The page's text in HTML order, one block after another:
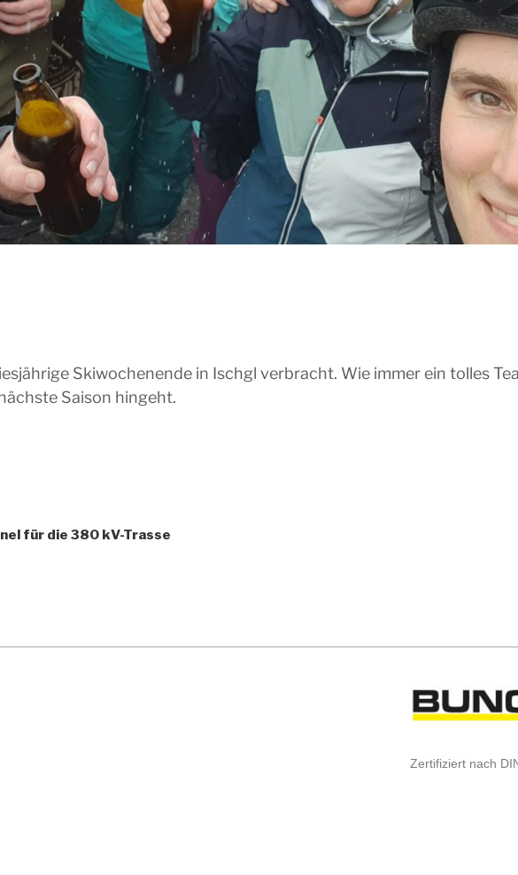
Ski­wo­chen­en­de in Ischgl ver­bracht. Wie immer ein tol­les
Sai­son hingeht.
für die 380 kV-Trasse
Zertifiziert nach